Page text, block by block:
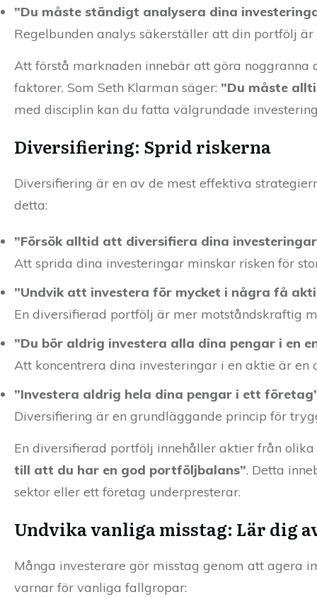
”Du måste ständigt analysera dina
Regelbunden analys säkerställer att din portfölj
Att förstå marknaden innebär att göra noggranna
faktorer. Som Seth Klarman säger: ”Du måste
med disciplin kan du fatta välgrundade
Diversifiering: Sprid riskerna
Diversifiering är en av de mest effektiva
detta:
”Försök alltid att diversifiera dina
Att sprida dina investeringar minskar risken för
”Undvik att investera för mycket i några få
En diversifierad portfölj är mer motståndskraftig
”Du bör aldrig investera alla dina pengar i en
Att koncentrera dina investeringar i en aktie är en
”Investera aldrig hela dina pengar i ett
Diversifiering är en grundläggande princip för
En diversifierad portfölj innehåller aktier från
till att du har en god portföljbalans”. Detta
sektor eller ett företag underpresterar.
Undvika vanliga misstag: Lär dig
Många investerare gör misstag genom att agera
varnar för vanliga fallgropar: